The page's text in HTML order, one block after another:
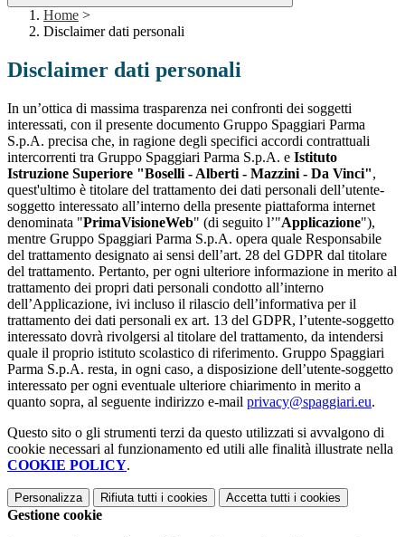
Home >
Disclaimer dati personali
Disclaimer dati personali
In un’ottica di massima trasparenza nei confronti dei soggetti
interessati, con il presente documento Gruppo Spaggiari Parma
S.p.A. precisa che, in ragione degli specifici accordi contrattuali
intercorrenti tra Gruppo Spaggiari Parma S.p.A. e Istituto
Istruzione Superiore "Boselli - Alberti - Mazzini - Da Vinci",
quest'ultimo è titolare del trattamento dei dati personali dell’utente-
soggetto interessato all’interno della presente piattaforma internet
denominata "PrimaVisioneWeb" (di seguito l’"Applicazione"),
mentre Gruppo Spaggiari Parma S.p.A. opera quale Responsabile
del trattamento designato ai sensi dell’art. 28 del GDPR dal titolare
del trattamento. Pertanto, per ogni ulteriore informazione in merito al
trattamento dei propri dati personali condotto all’interno
dell’Applicazione, ivi incluso il rilascio dell’informativa per il
trattamento dei dati personali ex art. 13 del GDPR, l’utente-soggetto
interessato dovrà rivolgersi al titolare del trattamento, da intendersi
quale il proprio istituto scolastico di riferimento. Gruppo Spaggiari
Parma S.p.A. resta, in ogni caso, a disposizione dell’utente-soggetto
interessato per ogni eventuale ulteriore chiarimento in merito a
quanto sopra, al seguente indirizzo e-mail privacy@spaggiari.eu.
Questo sito o gli strumenti terzi da questo utilizzati si avvalgono di
cookie necessari al funzionamento ed utili alle finalità illustrate nella
COOKIE POLICY.
Personalizza Rifiuta tutti i cookies Accetta tutti i cookies
Gestione cookie